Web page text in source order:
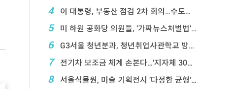
4 이 대통령, 부동산 점검 2차 회의…수도권 공급대책 ...
5 미 하원 공화당 의원들, '가짜뉴스처벌법' 항의 서한
6 G3서울 청년분과, 청년취업사관학교 방문…성장 지원 ...
7 전기차 보조금 체계 손본다…'지자체 30％ 매칭' ...
8 서울식물원, 미술 기획전시 '다정한 균형' 연계프로 ...